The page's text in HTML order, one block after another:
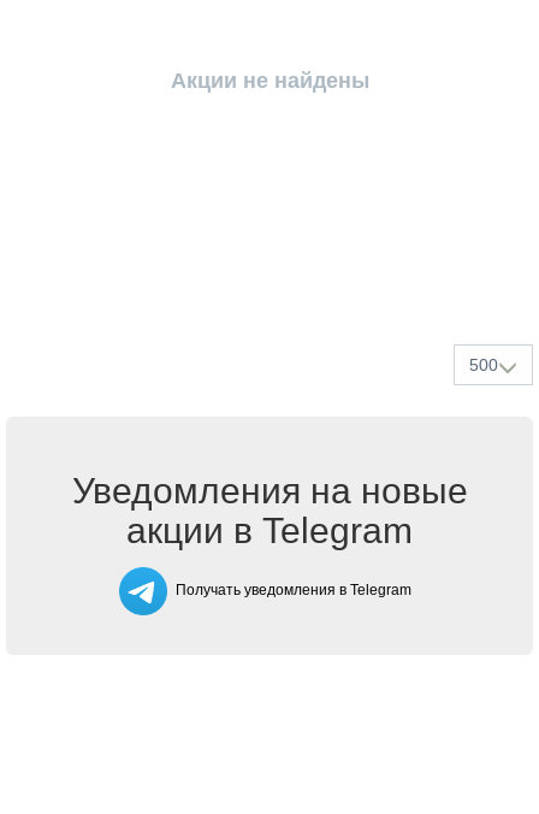
Акции не найдены
500
Уведомления на новые
акции в Telegram
Получать уведомления в Telegram